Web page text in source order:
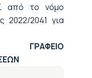
από το νόμο
2022/2041 για